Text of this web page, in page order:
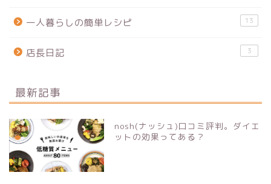
一人暮らしの簡単レシピ 13
店長日記 3
最新記事
nosh(ナッシュ)口コミ評判。ダイエ
ットの効果ってある？